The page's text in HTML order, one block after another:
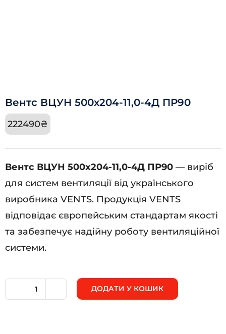
Вентс ВЦУН 500х204-11,0-4Д ПР90
222490₴
Вентс ВЦУН 500х204-11,0-4Д ПР90 — виріб
для систем вентиляції від українського
виробника VENTS. Продукція VENTS
відповідає європейським стандартам якості
та забезпечує надійну роботу вентиляційної
системи.
ДОДАТИ У КОШИК